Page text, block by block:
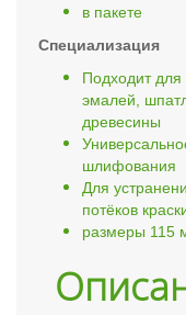
в пакете
Специализация
Подходит для
эмалей,
древесины
шлифования
Для
потёков
размеры 115